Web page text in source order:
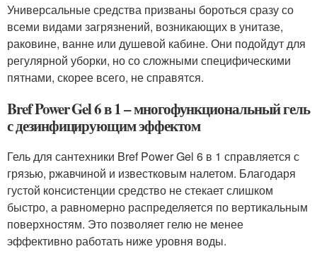
Универсальные средства призваны бороться сразу со
всеми видами загрязнений, возникающих в унитазе,
раковине, ванне или душевой кабине. Они подойдут для
регулярной уборки, но со сложными специфическими
пятнами, скорее всего, не справятся.
Bref Power Gel 6 в 1 – многофункциональный гель
с дезинфицирующим эффектом
Гель для сантехники Bref Power Gel 6 в 1 справляется с
грязью, ржавчиной и известковым налетом. Благодаря
густой консистенции средство не стекает слишком
быстро, а равномерно распределяется по вертикальным
поверхностям. Это позволяет гелю не менее
эффективно работать ниже уровня воды.